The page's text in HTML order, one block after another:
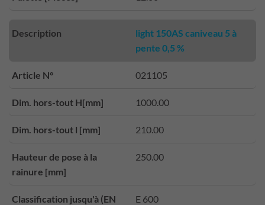
Description
light 150AS caniveau 5 à
pente 0,5 %
Article N° 021105
Dim. hors-tout H[mm] 1000.00
Dim. hors-tout l [mm] 210.00
Hauteur de pose à la
rainure [mm]
250.00
Classification jusqu'à (EN
E 600